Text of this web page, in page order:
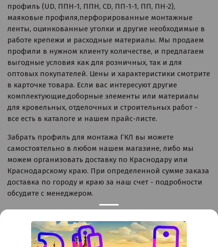
профиль (UD, ППН-1, ППН, CD, ПП-1-1, ПП, ПН-2),
маяковые профиля,перфорированные монтажные
ленты, оцинкованные уголки и другие необходимые в
работе крепежи и расходные материалы. Мы продаем
профили в нужном клиенту количестве, и предлагаем
выгодные условия как для розничных, так и для
оптовых покупателей. Цены и характеристики смотрите
в карточке товара. Если вас интересуют другие
комплектующие,доборные элементы или материалы
для кровельных, отделочных и строительных работ -
все есть в каталоге и нашем прайс-листе.
Забрать профиль для монтажа ГКЛ вы можете
самостоятельно в любом нашем магазине, либо мы
можем организовать доставку по Краснодару или
Краснодарскому краю. При определенной сумме заказа
доставка по городу и краю за наш счет - подробности
обсудите с менеджером.
Контакты